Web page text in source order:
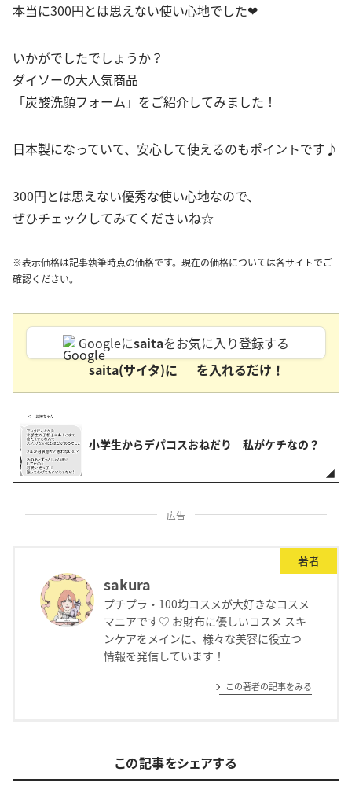
本当に300円とは思えない使い心地でした❤
いかがでしたでしょうか？
ダイソーの大人気商品
「炭酸洗顔フォーム」をご紹介してみました！
日本製になっていて、安心して使えるのもポイントです♪
300円とは思えない優秀な使い心地なので、
ぜひチェックしてみてくださいね☆
※表示価格は記事執筆時点の価格です。現在の価格については各サイトでご
確認ください。
Googleにsaitaをお気に入り登録する
saita(サイタ)に
を入れるだけ！
小学生からデパコスおねだり 私がケチなの？
広告
著者
sakura
プチプラ・100均コスメが大好きなコスメ
マニアです♡ お財布に優しいコスメ スキ
ンケアをメインに、様々な美容に役立つ
情報を発信しています！
この著者の記事をみる
この記事をシェアする